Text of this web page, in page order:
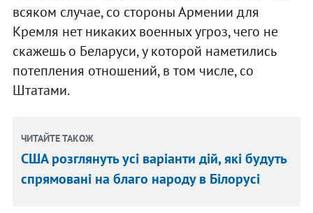
всяком случае, со стороны Армении для
Кремля нет никаких военных угроз, чего не
скажешь о Беларуси, у которой наметились
потепления отношений, в том числе, со
Штатами.
ЧИТАЙТЕ ТАКОЖ
США розглянуть усі варіанти дій, які будуть
спрямовані на благо народу в Білорусі